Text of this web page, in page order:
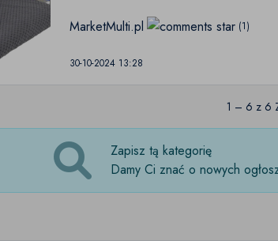
poziomów grzania 150x100cm
MarketMulti.pl (1)
30-10-2024 13:28
1 – 6 z 6
Zapisz tą kategorię
Damy Ci znać o nowych